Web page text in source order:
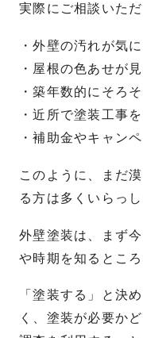
実際にご相談いた
・外壁の汚れが気
・屋根の色あせが
・築年数的にそろ
・近所で塗装工事
・補助金やキャン
このように、まだ
る方は多くいらっし
外壁塗装は、まず
や時期を知るとこ
「塗装する」と決
く、塗装が必要か